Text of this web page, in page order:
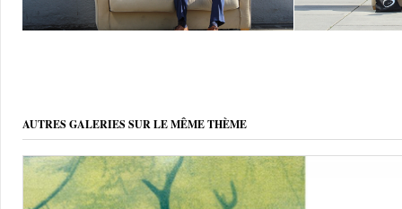
AUTRES GALERIES SUR LE MÊME THÈME